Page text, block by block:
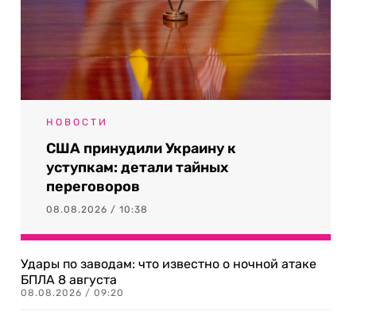
НОВОСТИ
США принудили Украину к
уступкам: детали тайных
переговоров
08.08.2026 / 10:38
Удары по заводам: что известно о ночной атаке
БПЛА 8 августа
08.08.2026 / 09:20